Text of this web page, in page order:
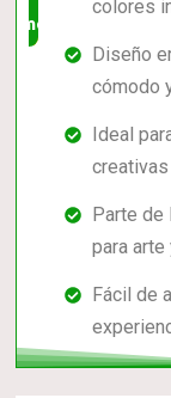
mercado
colores
Diseño
cómodo
Ideal
Parte de
para arte
Fácil de